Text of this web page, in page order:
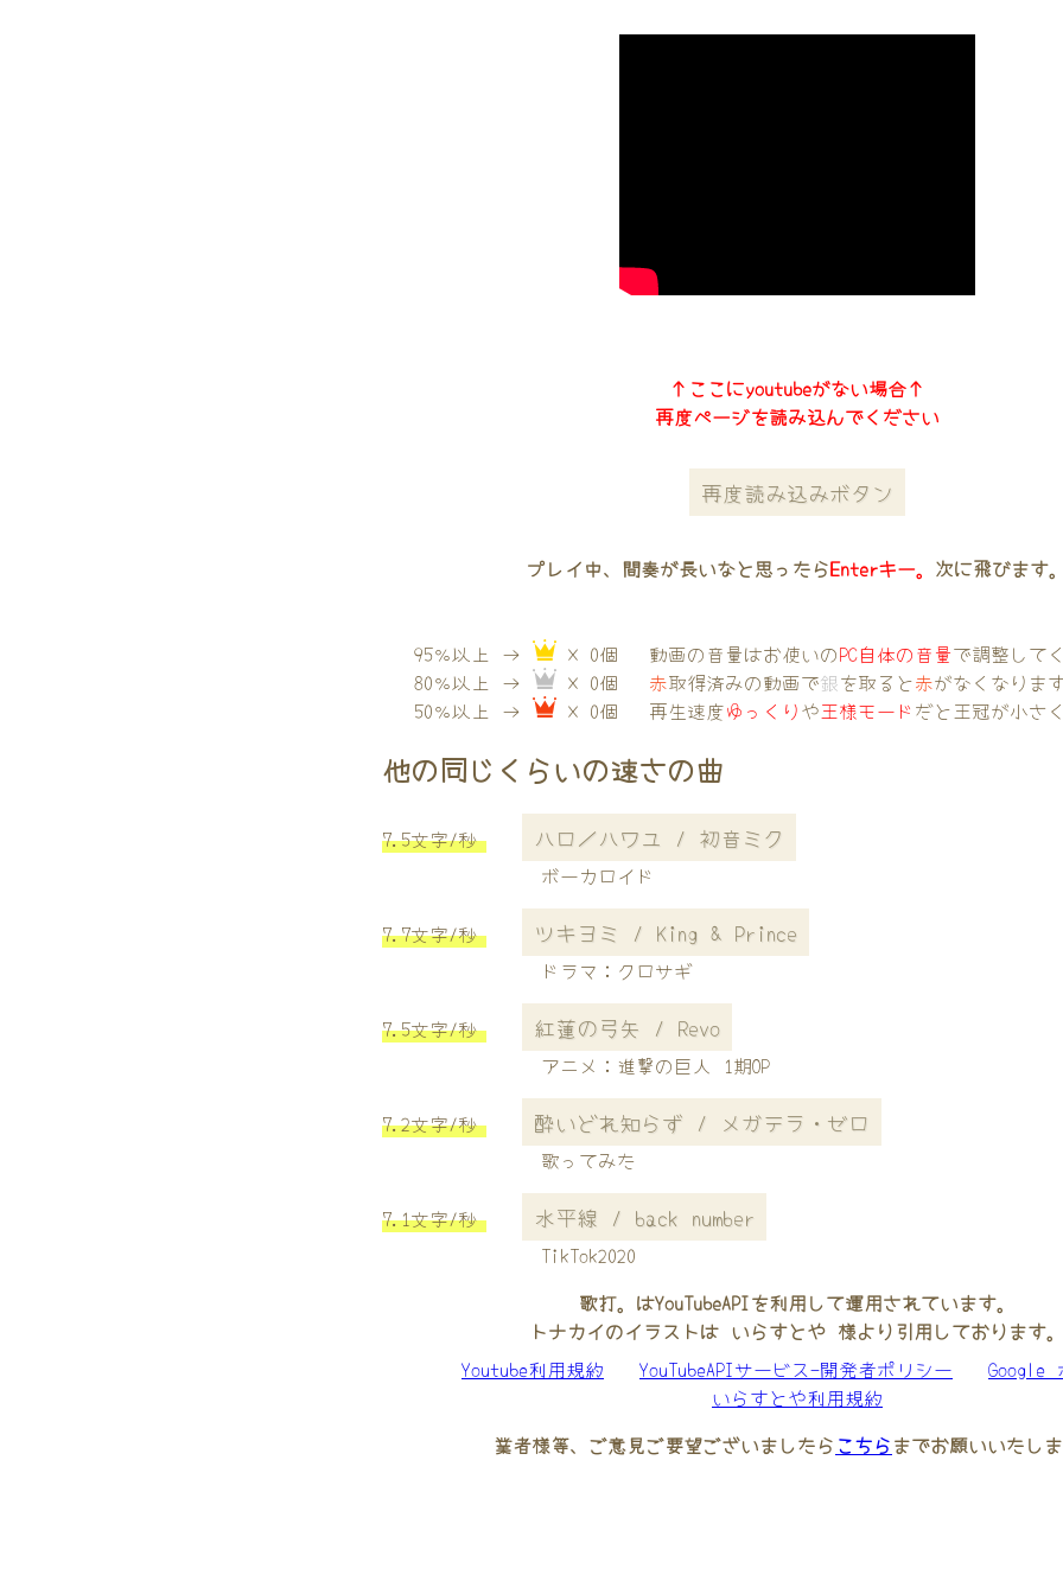
↑ここにyoutubeがない場合↑
再度ページを読み込んでください
再度読み込みボタン
プレイ中、間奏が長いなと思ったらEnterキー。 次に飛びます
95％以上 →
× 0個
80％以上 →
× 0個
50％以上 →
× 0個
動画の音量はお使いのPC自体の音量で調整して
赤取得済みの動画で銀を取ると赤がなくなりま
再生速度ゆっくりや王様モード だと王冠が小さ
他の同じくらいの速さの曲
7.5文字/秒 ハロ／ハワユ / 初音ミク
ボーカロイド
7.7文字/秒 ツキヨミ / King & Prince
ドラマ：クロサギ
7.5文字/秒 紅蓮の弓矢 / Revo
アニメ：進撃の巨人 1期OP
7.2文字/秒 酔いどれ知らず / メガテラ・ゼロ
歌ってみた
7.1文字/秒 水平線 / back number
TikTok2020
歌打。はYouTubeAPIを利用して運用されています。
トナカイのイラストは いらすとや 様より引用しております
Youtube利用規約
YouTubeAPIサービス-開発者ポリシー
Google
いらすとや利用規約
業者様等、ご意見ご要望ございましたら こちらまでお願いいたし